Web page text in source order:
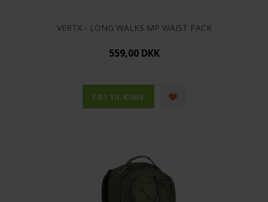
VERTX - LONG WALKS MP WAIST PACK
559,00 DKK